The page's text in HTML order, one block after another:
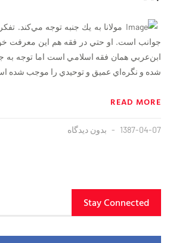
مولانا به يك جنبه توجه مي‌كند.
جوانب است. او حتي در فقه هم اين معرفت
ابن‌عربي همان فقه اسلامي است اما توجه به
شده و نگره‌اي عميق و توحيدي را موجب شده
READ MORE
1387-04-07 بدون دیدگاه
Stay Connected